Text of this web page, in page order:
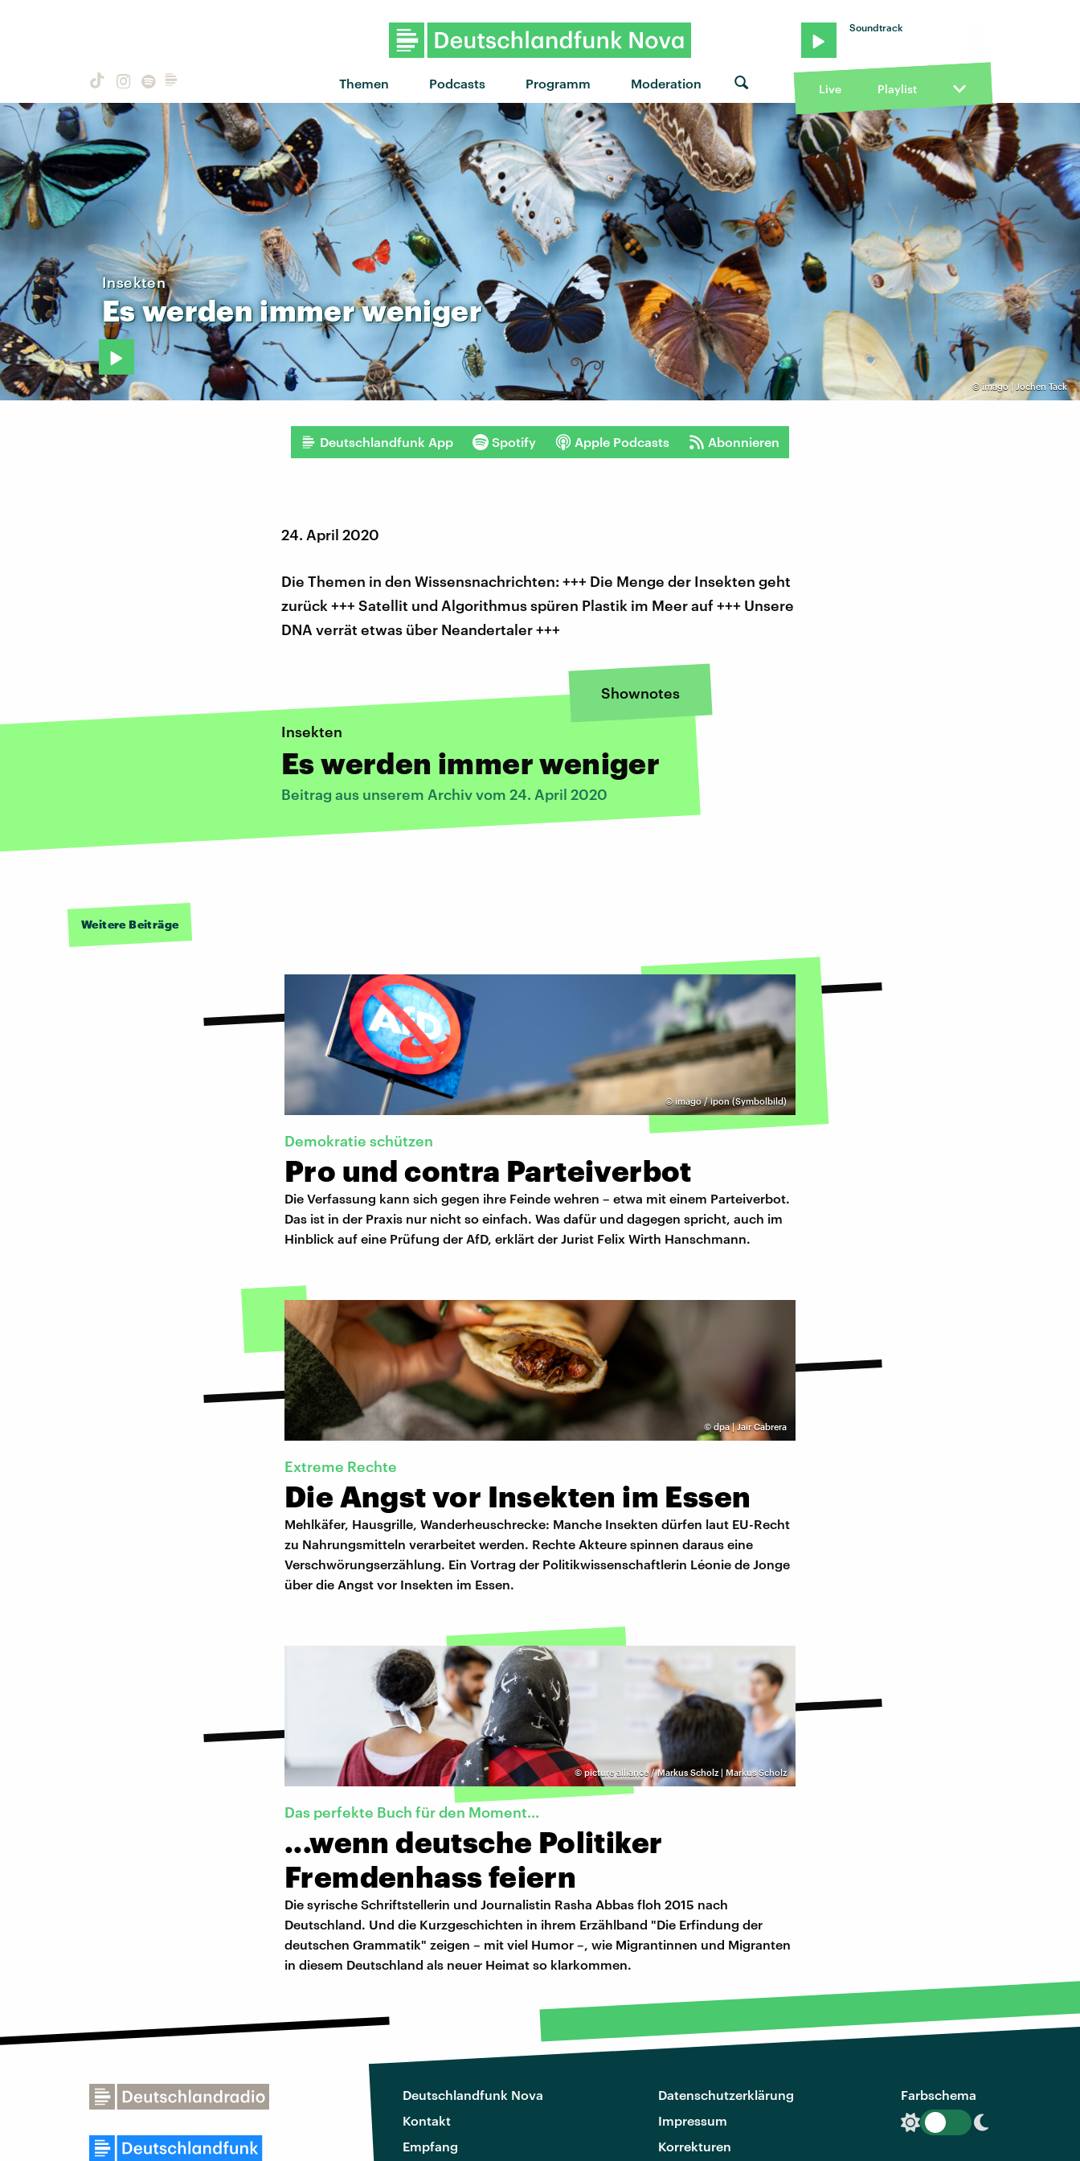
Themen Podcasts Programm Moderation
Soundtrack
Live Playlist
©imago | Jochen Tack
Insekten
Eswerdenimmerweniger
Deutschlandfunk App Spotify Apple Podcasts Abonnieren
24. April 2020
Die Themen in den Wissensnachrichten: +++ Die Menge der Insekten geht
zurück +++ Satellit und Algorithmus spüren Plastik im Meer auf +++ Unsere
DNA verrät etwas über Neandertaler +++
Shownotes
Insekten
Es werden immer weniger
Beitrag aus unserem Archiv vom 24. April 2020
Weitere Beiträge
©imago / ipon (Symbolbild)
Demokratie schützen
Pro und contra Parteiverbot
Die Verfassung kann sich gegen ihre Feinde wehren – etwa mit einem Parteiverbot.
Das ist in der Praxis nur nicht so einfach. Was dafür und dagegen spricht, auch im
Hinblick auf eine Prüfung der AfD, erklärt der Jurist Felix Wirth Hanschmann.
©dpa | Jair Cabrera
Extreme Rechte
Die Angst vor Insekten im Essen
Mehlkäfer, Hausgrille, Wanderheuschrecke: Manche Insekten dürfen laut EU-Recht
zu Nahrungsmitteln verarbeitet werden. Rechte Akteure spinnen daraus eine
Verschwörungserzählung. Ein Vortrag der Politikwissenschaftlerin Léonie de Jonge
über die Angst vor Insekten im Essen.
©picture alliance / Markus Scholz | Markus Scholz
Das perfekte Buch für den Moment...
...wenn deutsche Politiker
Fremdenhass feiern
Die syrische Schriftstellerin und Journalistin Rasha Abbas floh 2015 nach
Deutschland. Und die Kurzgeschichten in ihrem Erzählband "Die Erfindung der
deutschen Grammatik" zeigen – mit viel Humor –, wie Migrantinnen und Migranten
in diesem Deutschland als neuer Heimat so klarkommen.
Deutschlandfunk Nova
Kontakt
Empfang
Datenschutzerklärung
Impressum
Korrekturen
Farbschema